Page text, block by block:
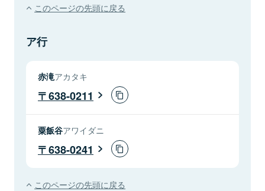
このページの先頭に戻る
ア行
赤滝アカタキ
638-0211
粟飯谷アワイダニ
638-0241
このページの先頭に戻る